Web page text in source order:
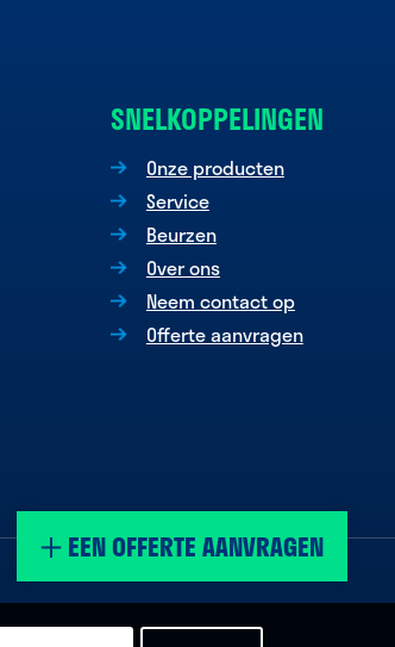
EEN OFFERTE AANVRAGEN
SNELKOPPELINGEN
Onze producten
Service
Beurzen
Over ons
Neem contact op
Offerte aanvragen